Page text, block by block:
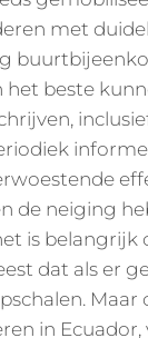
met
beste
de neiging
is
dat als er
Maar
in